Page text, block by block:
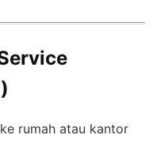
ke rumah atau kantor